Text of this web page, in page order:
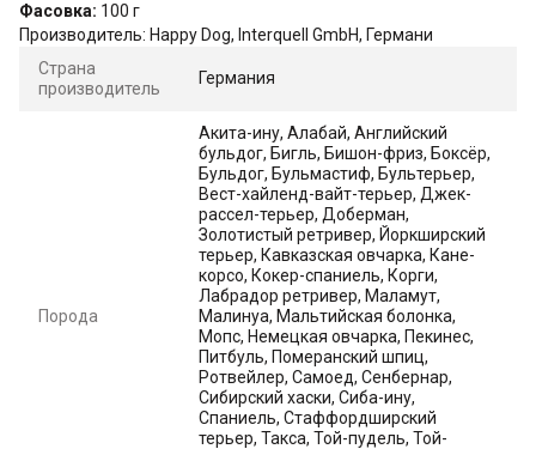
Фасовка: 100 г
Производитель: Happy Dog, Interquell GmbH, Германи
Страна
производитель
Германия
Порода
Акита-ину, Алабай, Английский
бульдог, Бигль, Бишон-фриз, Боксёр,
Бульдог, Бульмастиф, Бультерьер,
Вест-хайленд-вайт-терьер, Джек-
рассел-терьер, Доберман,
Золотистый ретривер, Йоркширский
терьер, Кавказская овчарка, Кане-
корсо, Кокер-спаниель, Корги,
Лабрадор ретривер, Маламут,
Малинуа, Мальтийская болонка,
Мопс, Немецкая овчарка, Пекинес,
Питбуль, Померанский шпиц,
Ротвейлер, Самоед, Сенбернар,
Сибирский хаски, Сиба-ину,
Спаниель, Стаффордширский
терьер, Такса, Той-пудель, Той-